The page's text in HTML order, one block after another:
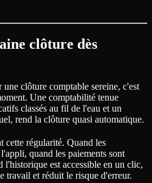
clôture dès
clôture comptable sereine, c'est
Une comptabilité tenue
classés au fil de l'eau et un
rend la clôture quasi automatique.
cette régularité. Quand les
quand les paiements sont
l'historique est accessible en un clic,
travail et réduit le risque d'erreur.